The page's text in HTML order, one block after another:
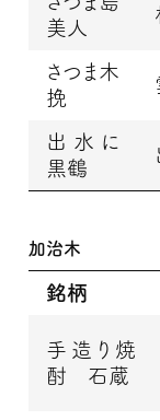
美人
さつま木
挽
出水に
黒鶴
加治木
銘柄
手造り焼
酎 石蔵